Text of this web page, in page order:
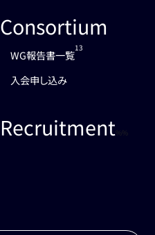
Consortium
WG報告書一覧
13
入会申し込み
Recruitment